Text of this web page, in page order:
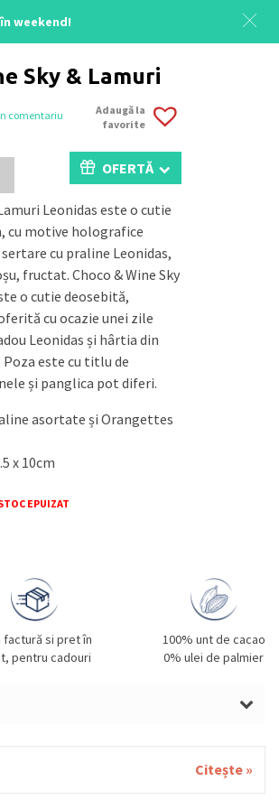
weekend!
Sky & Lamuri
comentariu
Adaugă la
favorite
OFERTĂ
Leonidas este o cutie
cu motive holografice
cu praline Leonidas,
fructat. Choco & Wine Sky
o cutie deosebită,
cu ocazie unei zile
Leonidas și hârtia din
este cu titlu de
și panglica pot diferi.
asortate și Orangettes
x 10cm
EPUIZAT
factură si pret în
pentru cadouri
100% unt de cacao
0% ulei de palmier
Citește »